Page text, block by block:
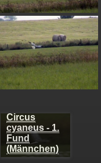
Circus cyaneus
- 1. Fund
(Männchen)